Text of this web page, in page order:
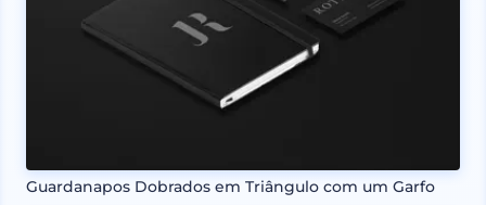
Guardanapos Dobrados em Triângulo com um Garfo